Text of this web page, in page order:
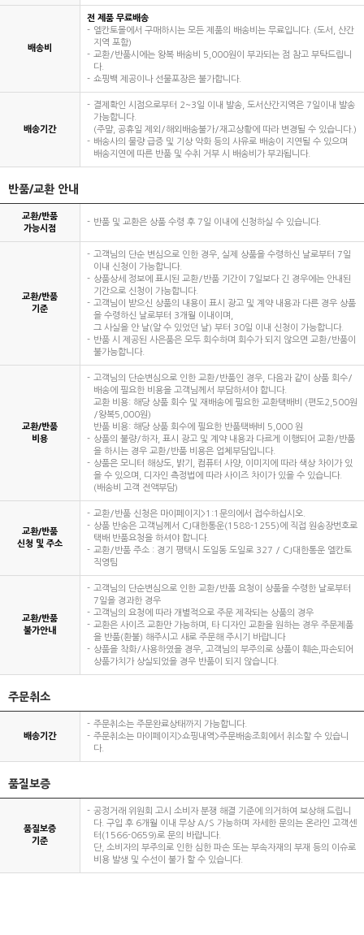
배송비
전 제품 무료배송
엘칸토몰에서 구매하시는 모든 제품의 배송비는 무료입니다. (도서, 산간
지역 포함)
교환/반품시에는 왕복 배송비 5,000원이 부과되는 점 참고 부탁드립니
다.
쇼핑백 제공이나 선물포장은 불가합니다.
배송기간
결제확인 시점으로부터 2~3일 이내 발송, 도서산간지역은 7일이내 발송
가능합니다.
(주말, 공휴일 제외/해외배송불가/재고상황에 따라 변경될 수 있습니다.)
배송사의 물량 급증 및 기상 악화 등의 사유로 배송이 지연될 수 있으며
배송지연에 따른 반품 및 수취 거부 시 배송비가 부과됩니다.
반품/교환 안내
교환/반품
가능시점
반품 및 교환은 상품 수령 후 7일 이내에 신청하실 수 있습니다.
교환/반품
기준
고객님의 단순 변심으로 인한 경우, 실제 상품을 수령하신 날로부터 7일
이내 신청이 가능합니다.
상품상세 정보에 표시된 교환/반품 기간이 7일보다 긴 경우에는 안내된
기간으로 신청이 가능합니다.
고객님이 받으신 상품의 내용이 표시 광고 및 계약 내용과 다른 경우 상품
을 수령하신 날로부터 3개월 이내이며,
그 사실을 안 날(알 수 있었던 날) 부터 30일 이내 신청이 가능합니다.
반품 시 제공된 사은품은 모두 회수하며 회수가 되지 않으면 교환/반품이
불가능합니다.
교환/반품
비용
고객님의 단순변심으로 인한 교환/반품인 경우, 다음과 같이 상품 회수/
배송에 필요한 비용을 고객님께서 부담하셔야 합니다.
교환 비용: 해당 상품 회수 및 재배송에 필요한 교환택배비 (편도2,500원
/왕복5,000원)
반품 비용: 해당 상품 회수에 필요한 반품택배비 5,000 원
상품의 불량/하자, 표시 광고 및 계약 내용과 다르게 이행되어 교환/반품
을 하시는 경우 교환/반품 비용은 업체부담입니다.
상품은 모니터 해상도, 밝기, 컴퓨터 사양, 이미지에 따라 색상 차이가 있
을 수 있으며, 디자인 측정법에 따라 사이즈 차이가 있을 수 있습니다.
(배송비 고객 전액부담)
교환/반품
신청 및 주소
교환/반품 신청은 마이페이지>1:1문의에서 접수하십시오.
상품 반송은 고객님께서 CJ대한통운(1588-1255)에 직접 원송장번호로
택배 반품요청을 하셔야 합니다.
교환/반품 주소 : 경기 평택시 도일동 도일로 327 / CJ대한통운 엘칸토
직영팀
교환/반품
불가안내
고객님의 단순변심으로 인한 교환/반품 요청이 상품을 수령한 날로부터
7일을 경과한 경우
고객님의 요청에 따라 개별적으로 주문 제작되는 상품의 경우
교환은 사이즈 교환만 가능하며, 타 디자인 교환을 원하는 경우 주문제품
을 반품(환불) 해주시고 새로 주문해 주시기 바랍니다
상품을 착화/사용하였을 경우, 고객님의 부주의로 상품이 훼손,파손되어
상품가치가 상실되었을 경우 반품이 되지 않습니다.
주문취소
배송기간
주문취소는 주문완료상태까지 가능합니다.
주문취소는 마이페이지>쇼핑내역>주문배송조회에서 취소할 수 있습니
다.
품질보증
품질보증
기준
공정거래 위원회 고시 소비자 분쟁 해결 기준에 의거하여 보상해 드립니
다. 구입 후 6개월 이내 무상 A/S 가능하며 자세한 문의는 온라인 고객센
터(1566-0659)로 문의 바랍니다.
단, 소비자의 부주의로 인한 심한 파손 또는 부속자재의 부재 등의 이슈로
비용 발생 및 수선이 불가 할 수 있습니다.